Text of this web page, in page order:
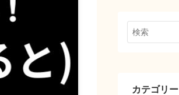
カテゴリー